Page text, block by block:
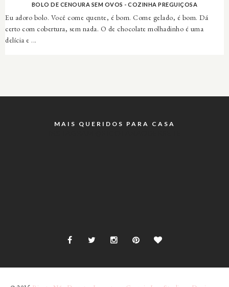
BOLO DE CENOURA SEM OVOS - COZINHA PREGUIÇOSA
Eu adoro bolo. Você come quente, é bom. Come gelado, é bom. Dá
certo com cobertura, sem nada. O de chocolate molhadinho é uma
delícia e ...
MAIS QUERIDOS PARA CASA